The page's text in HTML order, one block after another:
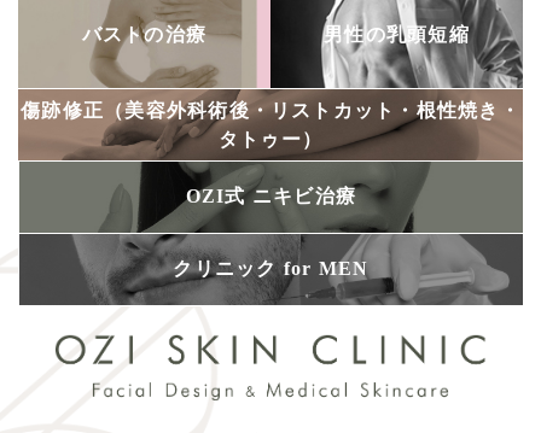
バストの治療 男性の乳頭短縮
傷跡修正 （美容外科術後・リストカット・ 根性焼き・
タトゥー）
OZI式ニキビ治療
クリニック for MEN